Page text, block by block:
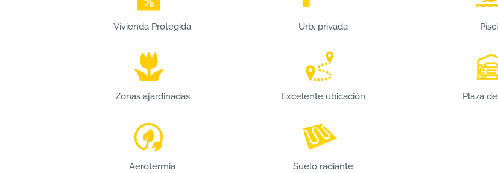
Vivienda Protegida Urb. privada
Zonas ajardinadas Excelente ubicación Plaza
Aerotermia Suelo radiante